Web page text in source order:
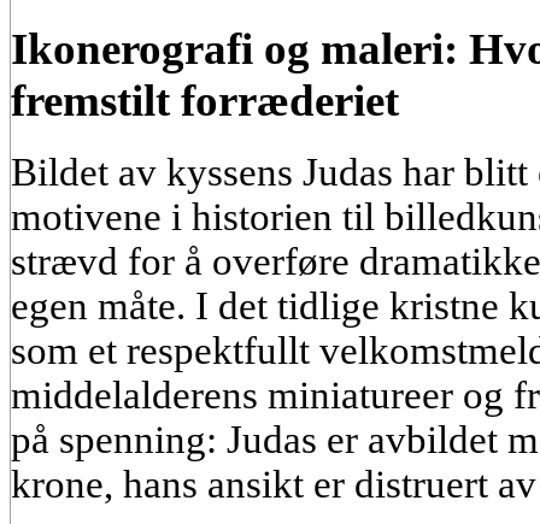
Ikonerografi og maleri:
fremstilt forræderiet
Bildet av kyssens Judas har
motivene i historien til
strævd for å overføre
egen måte. I det tidlige kristne
som et respektfullt
middelalderens miniatureer og
på spenning: Judas er avbildet
krone, hans ansikt er distruert